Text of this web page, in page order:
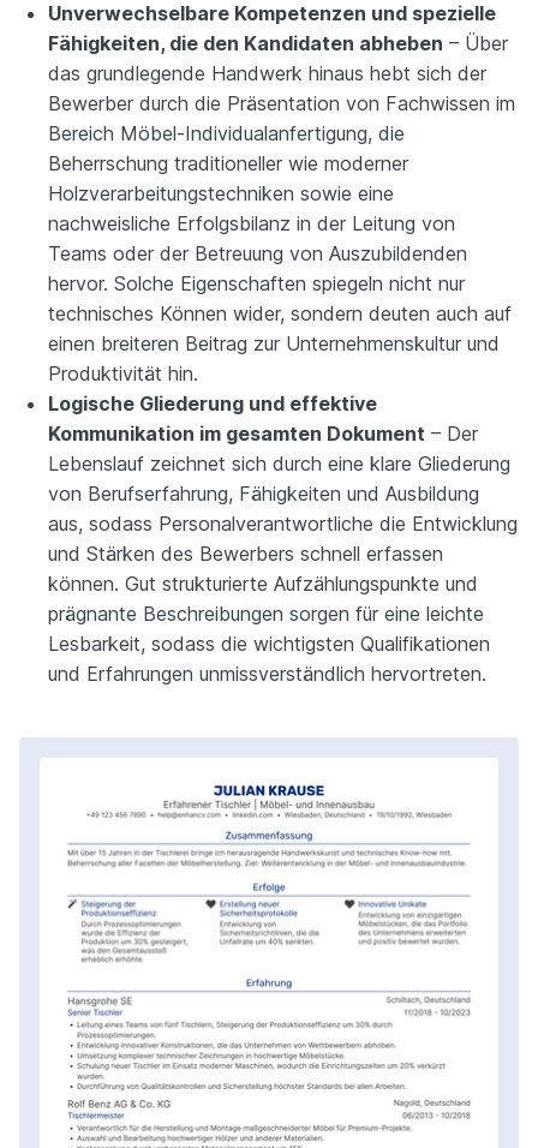
Unverwechselbare Kompetenzen und spezielle
Fähigkeiten, die den Kandidaten abheben – Über
das grundlegende Handwerk hinaus hebt sich der
Bewerber durch die Präsentation von Fachwissen im
Bereich Möbel-Individualanfertigung, die
Beherrschung traditioneller wie moderner
Holzverarbeitungstechniken sowie eine
nachweisliche Erfolgsbilanz in der Leitung von
Teams oder der Betreuung von Auszubildenden
hervor. Solche Eigenschaften spiegeln nicht nur
technisches Können wider, sondern deuten auch auf
einen breiteren Beitrag zur Unternehmenskultur und
Produktivität hin.
Logische Gliederung und effektive
Kommunikation im gesamten Dokument – Der
Lebenslauf zeichnet sich durch eine klare Gliederung
von Berufserfahrung, Fähigkeiten und Ausbildung
aus, sodass Personalverantwortliche die Entwicklung
und Stärken des Bewerbers schnell erfassen
können. Gut strukturierte Aufzählungspunkte und
prägnante Beschreibungen sorgen für eine leichte
Lesbarkeit, sodass die wichtigsten Qualifikationen
und Erfahrungen unmissverständlich hervortreten.